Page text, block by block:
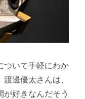
ついて手軽にわか
邊優太さんは、
好きなんだそう